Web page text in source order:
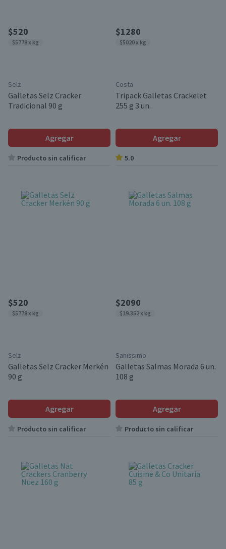
$520
$5778 x kg
Selz
Galletas Selz Cracker
Tradicional 90 g
Agregar
Producto sin calificar
$1280
$5020 x kg
Costa
Tripack Galletas Crackelet
255 g 3 un.
Agregar
5.0
$520
$5778 x kg
Selz
Galletas Selz Cracker Merkén
90 g
Agregar
Producto sin calificar
$2090
$19.352 x kg
Sanissimo
Galletas Salmas Morada 6 un.
108 g
Agregar
Producto sin calificar